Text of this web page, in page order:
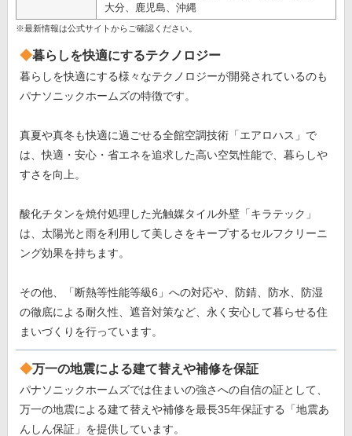
大分、鹿児島、沖縄
※最新情報は公式サイトからご確認ください。
暮らしを快適にするテクノロジー
暮らしを快適にする様々なテクノロジーが開発されているのも
パナソニックホームズの特徴です。
真夏や真冬も快適に過ごせる全館空調技術「エアロハス」で
は、快適・安心・省エネを追求した高い空気性能で、暮らしや
すさを向上。
酸化チタンを焼付処理した光触媒タイル外壁「キラテック」
は、太陽光と雨を利用して美しさをキープするセルフクリーニ
ング効果を持ちます。
その他、「断熱等性能等級6」への対応や、防錆、防水、防湿
の徹底による耐久性、遮音対策など、永く安心して暮らせる住
まいづくりを行っています。
万一の地震による建て替えや補修を保証
パナソニックホームズでは住まいの強さへの自信の証として、
万一の地震による建て替えや補修を最長35年保証する「地震あ
んしん保証」を提供しています。